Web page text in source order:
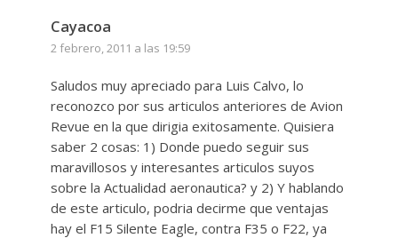
Cayacoa
2 febrero, 2011 a las 19:59
Saludos muy apreciado para Luis Calvo, lo
reconozco por sus articulos anteriores de Avion
Revue en la que dirigia exitosamente. Quisiera
saber 2 cosas: 1) Donde puedo seguir sus
maravillosos y interesantes articulos suyos
sobre la Actualidad aeronautica? y 2) Y hablando
de este articulo, podria decirme que ventajas
hay el F15 Silente Eagle, contra F35 o F22, ya